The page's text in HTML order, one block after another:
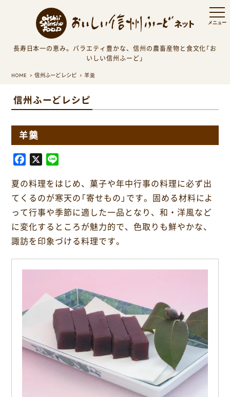
長寿日本一の恵み。バラエティ豊かな、信州の農畜産物と食文化「お
いしい信州ふーど」
HOME 信州ふーどレシピ 羊羹
信州ふーどレシピ
羊羹
c
e
b
o
o
k
X
n
e
夏の料理をはじめ、菓子や年中行事の料理に必ず出
てくるのが寒天の「寄せもの」です。固める材料によ
って行事や季節に適した一品となり、和・洋風など
に変化するところが魅力的で、色取りも鮮やかな、
諏訪を印象づける料理です。